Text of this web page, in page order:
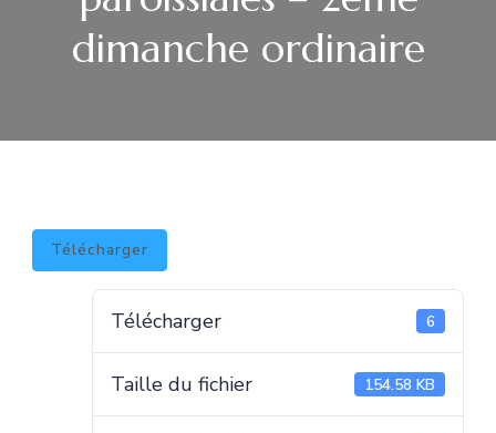
dimanche ordinaire
Télécharger
Télécharger 6
Taille du fichier 154.58 KB